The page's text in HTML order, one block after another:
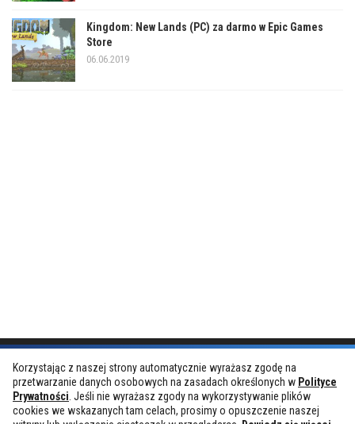
Kingdom: New Lands (PC) za darmo w Epic Games
Store
06.06.2019
GamesHunt.pl © 2019. Wszelkie prawa zastrzeżone.
Korzystając z naszej strony automatycznie wyrażasz zgodę na
przetwarzanie danych osobowych na zasadach określonych w Polityce
Prywatności . Jeśli nie wyrażasz zgody na wykorzystywanie plików
cookies we wskazanych tam celach, prosimy o opuszczenie naszej